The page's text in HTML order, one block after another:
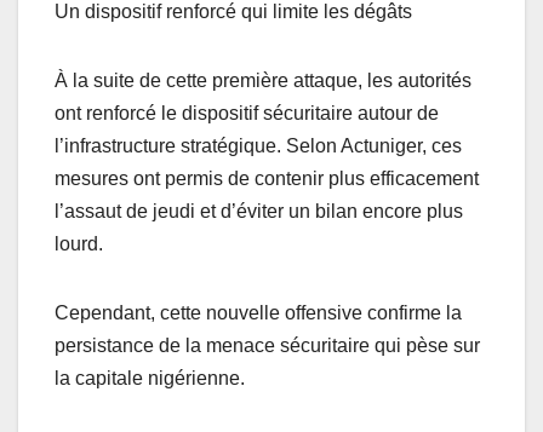
Un dispositif renforcé qui limite les dégâts
À la suite de cette première attaque, les autorités
ont renforcé le dispositif sécuritaire autour de
l’infrastructure stratégique. Selon Actuniger, ces
mesures ont permis de contenir plus efficacement
l’assaut de jeudi et d’éviter un bilan encore plus
lourd.
Cependant, cette nouvelle offensive confirme la
persistance de la menace sécuritaire qui pèse sur
la capitale nigérienne.